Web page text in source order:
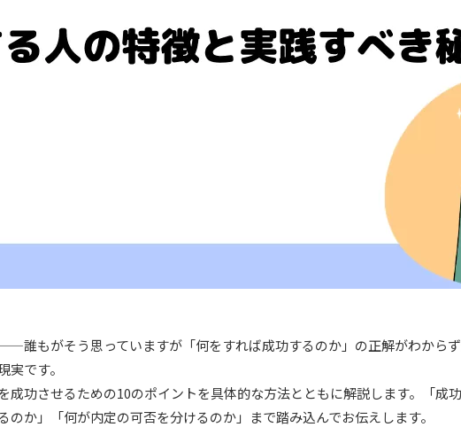
誰もがそう思っていますが「何をすれば成功するのか」の正解がわから
実です。
成功させるための10のポイントを具体的な方法とともに解説します。「成
のか」「何が内定の可否を分けるのか」まで踏み込んでお伝えします。